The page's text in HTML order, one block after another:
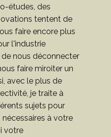
études, des
tentent de
faire encore plus
l'industrie
nous déconnecter
faire miroiter un
avec le plus de
je traite à
sujets pour
à votre
votre